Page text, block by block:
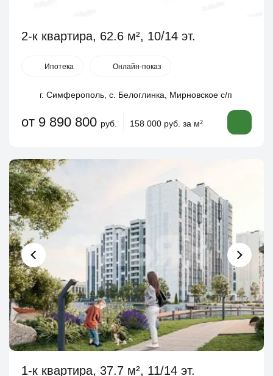
2-к квартира, 62.6 м², 10/14 эт.
Ипотека Онлайн-показ
г. Симферополь, с. Белоглинка, Мирновское с/п
от 9 890 800 руб. 158 000 руб. за м2
1-к квартира, 37.7 м², 11/14 эт.